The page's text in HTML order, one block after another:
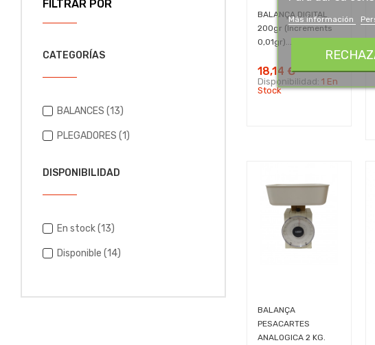
FILTRAR POR
CATEGORÍAS
BALANCES (13)
PLEGADORES (1)
DISPONIBILIDAD
En stock(13)
Disponible (14)
BALANÇA DIGITAL
200gr (increments
0,01gr)...
18,14 €
Disponibilidad: 1 En
Stock
BALANÇA
PESACARTES
ANALOGICA 2 KG.
Más información